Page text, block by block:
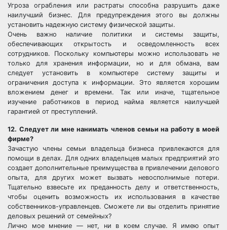
Угроза ограбления или растраты способна разрушить даже
наилучший бизнес. Для предупреждения этого вы должны
установить надежную систему физической защиты.
Очень важно наличие политики и системы защиты,
обеспечивающих открытость и осведомленность всех
сотрудников. Поскольку компьютеры можно использовать не
только для хранения информации, но и для обмана, вам
следует установить в компьютере систему защиты и
ограничения доступа к информации. Это является хорошим
вложением денег и времени. Так или иначе, тщательное
изучение работников в период найма является наилучшей
гарантией от преступлений.
12. Следует ли мне нанимать членов семьи на работу в моей
фирме?
Зачастую члены семьи владельца бизнеса привлекаются для
помощи в делах. Для одних владельцев малых предприятий это
создает дополнительные преимущества в привлечении делового
опыта, для других может вызвать невосполнимые потери.
Тщательно взвесьте их преданность делу и ответственность,
чтобы оценить возможность их использования в качестве
собственников-управленцев. Сможете ли вы отделить принятие
деловых решений от семейных?
Лично мое мнение — нет, ни в коем случае. Я имею опыт